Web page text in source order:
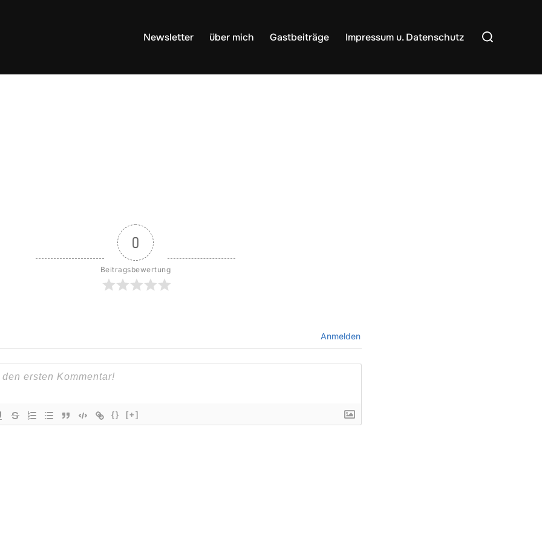
Newsletter über mich Gastbeiträge Impressum u. Datenschutz
Suchen
nach:
0
Beitragsbewertung
Anmelden
{} [+]